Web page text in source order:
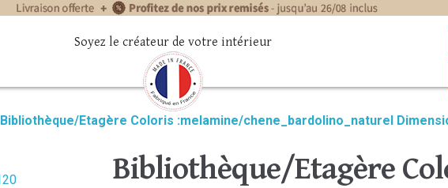
Soyez le créateur de votre intérieur
Bibliothèque/Etagère Coloris :melamine/chene_bardolino_naturel
Bibliothèque/Etagère